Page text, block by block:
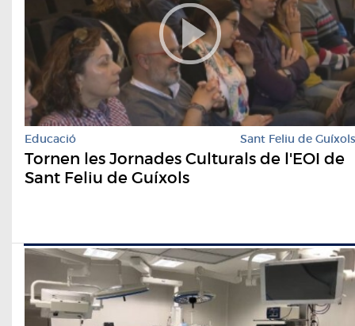
Educació Sant Feliu de Guíxols
Tornen les Jornades Culturals de l'EOI de
Sant Feliu de Guíxols